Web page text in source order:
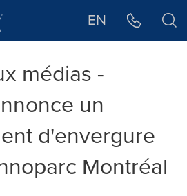
EN
médias -
un
d'envergure
Montréal